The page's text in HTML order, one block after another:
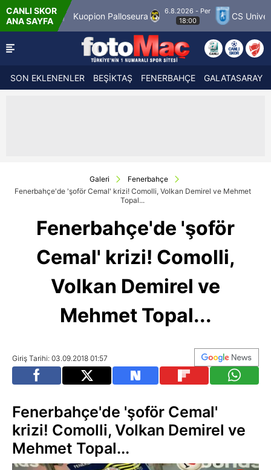
CANLI SKOR
ANA SAYFA
12 Kuopion Palloseura
6.8.2026 - Per
18:00
CS Universitatea
SON EKLENENLER BEŞİKTAŞ FENERBAHÇE GALATASARAY
Galeri
Fenerbahçe
Fenerbahçe'de 'şoför Cemal' krizi! Comolli, Volkan Demirel ve Mehmet
Topal...
Fenerbahçe'de 'şoför
Cemal' krizi! Comolli,
Volkan Demirel ve
Mehmet Topal...
Giriş Tarihi: 03.09.2018 01:57
Fenerbahçe'de 'şoför Cemal'
krizi! Comolli, Volkan Demirel ve
Mehmet Topal...